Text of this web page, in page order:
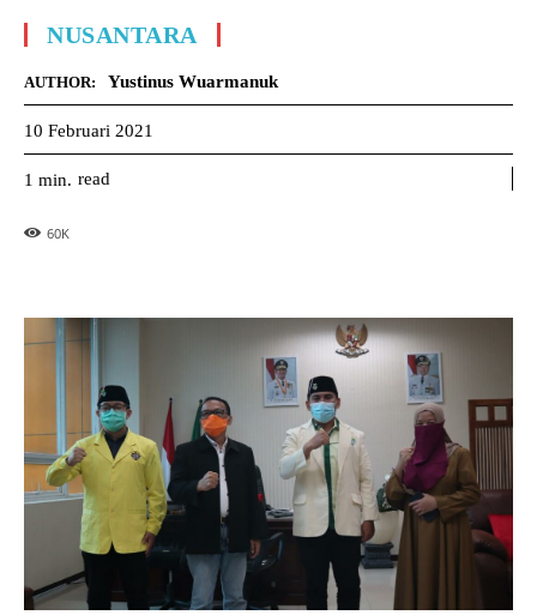
NUSANTARA
AUTHOR: Yustinus Wuarmanuk
10 Februari 2021
1 min. read
60K